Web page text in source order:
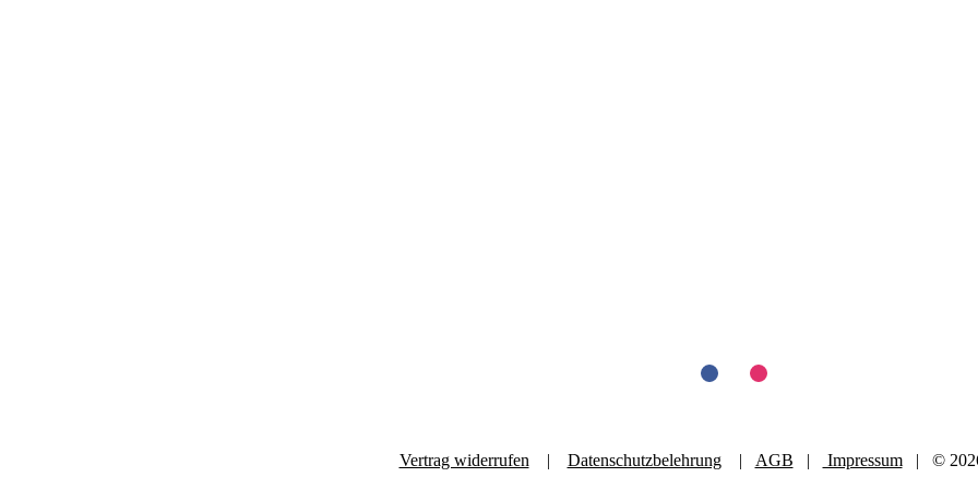
Vertrag widerrufen | Datenschutzbelehrung| AGB | Impressum| © 2026